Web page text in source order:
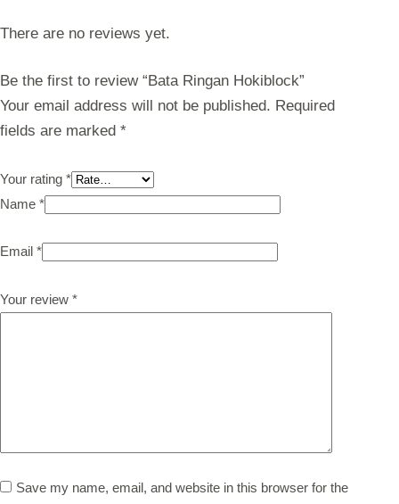
There are no reviews yet.
Be the first to review “Bata Ringan Hokiblock”
Your email address will not be published. Required
fields are marked *
Your rating *
Name *
Email *
Your review *
Save my name, email, and website in this browser for the